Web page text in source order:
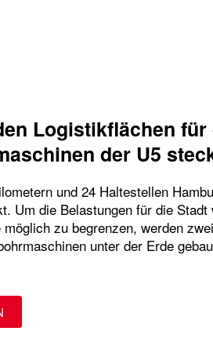
Logistikflächen für
der U5
und 24 Haltestellen
Um die Belastungen für die Stadt
zu begrenzen, werden
unter der Erde